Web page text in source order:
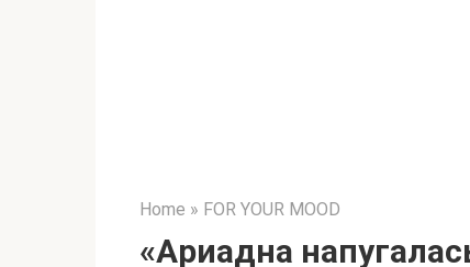
Home » FOR YOUR MOOD
«Ариадна